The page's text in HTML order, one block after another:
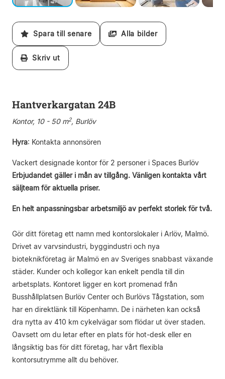
Spara till senare Alla bilder
Skriv ut
Hantverkargatan 24B
Kontor, 10 - 50 m2, Burlöv
Hyra: Kontakta annonsören
Vackert designade kontor för 2 personer i Spaces Burlöv
Erbjudandet gäller i mån av tillgång. Vänligen kontakta vårt
säljteam för aktuella priser.
En helt anpassningsbar arbetsmiljö av perfekt storlek för två.
Gör ditt företag ett namn med kontorslokaler i Arlöv, Malmö.
Drivet av varvsindustri, byggindustri och nya
bioteknikföretag är Malmö en av Sveriges snabbast växande
städer. Kunder och kollegor kan enkelt pendla till din
arbetsplats. Kontoret ligger en kort promenad från
Busshållplatsen Burlöv Center och Burlövs Tågstation, som
har en direktlänk till Köpenhamn. De i närheten kan också
dra nytta av 410 km cykelvägar som flödar ut över staden.
Oavsett om du letar efter en plats för hot-desk eller en
långsiktig bas för ditt företag, har vårt flexibla
kontorsutrymme allt du behöver.